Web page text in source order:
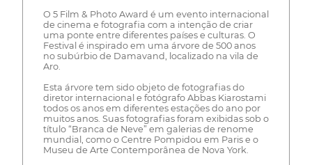
O 5 Film & Photo Award é um evento internacional
de cinema e fotografia com a intenção de criar
uma ponte entre diferentes países e culturas. O
Festival é inspirado em uma árvore de 500 anos
no subúrbio de Damavand, localizado na vila de
Aro.
Esta árvore tem sido objeto de fotografias do
diretor internacional e fotógrafo Abbas Kiarostami
todos os anos em diferentes estações do ano por
muitos anos. Suas fotografias foram exibidas sob o
título “Branca de Neve” em galerias de renome
mundial, como o Centre Pompidou em Paris e o
Museu de Arte Contemporânea de Nova York.